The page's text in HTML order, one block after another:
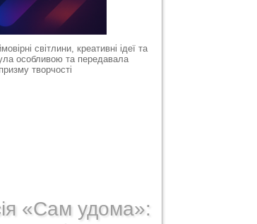
світлини, креативні ідеї та
особливою та передавала
творчості
«Сам удома»: